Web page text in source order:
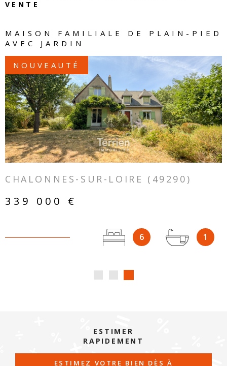
VENTE
MAISON FAMILIALE DE PLAIN-PIED
AVEC JARDIN
NOUVEAUTÉ
VOIR LE BIEN
CHALONNES-SUR-LOIRE (49290)
339 000 €
6 1
ESTIMER
RAPIDEMENT
ESTIMEZ VOTRE BIEN DÈS À